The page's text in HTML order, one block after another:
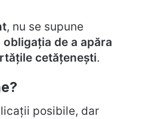
, nu se supune
obligația de a apăra
cetățenești.
posibile, dar